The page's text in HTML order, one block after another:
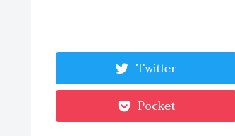
Twitter
Pocket